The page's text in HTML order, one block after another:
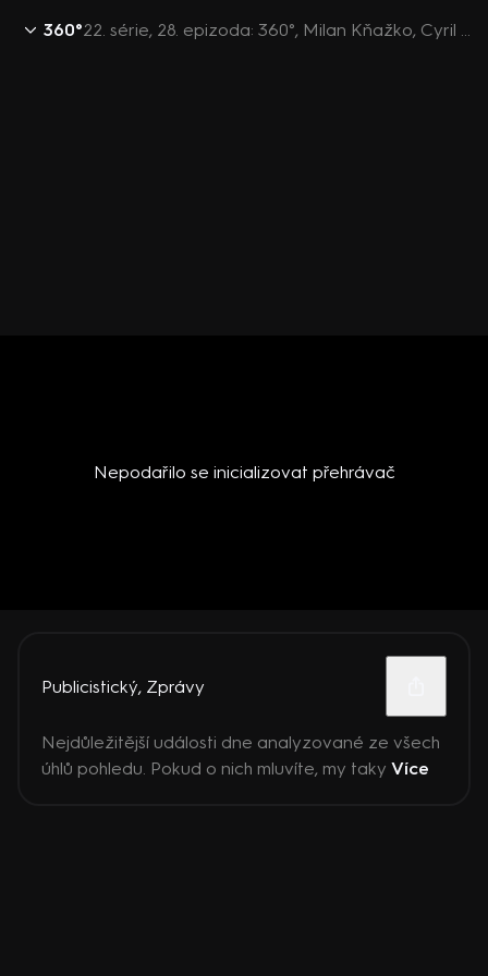
360° 22. série, 28. epizoda: 360°, Milan Kňažko, Cyril Svoboda, Vladimír Votápek, Martin Kovář - 28.1. v 21:59
Nepodařilo se inicializovat přehrávač
Publicistický, Zprávy
Nejdůležitější události dne analyzované ze všech
úhlů pohledu. Pokud o nich mluvíte, my taky Více